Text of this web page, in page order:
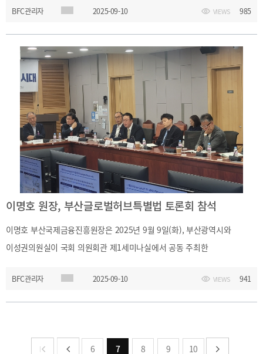
논의하였습니다.
BFC관리자 2025-09-10 VIEWS 985
이명호 원장, 부산글로벌허브특별법 토론회 참석
이명호 부산국제금융진흥원장은 2025년 9월 9일(화), 부산광역시와
이성권의원실이 국회 의원회관 제1세미나실에서 공동 주최한
영미법 적용 등 제도적 보완방안 필요성을 역설하고 참석자들과 의견을
교환하였습니다
BFC관리자 2025-09-10 VIEWS 941
6 7 8 9 10